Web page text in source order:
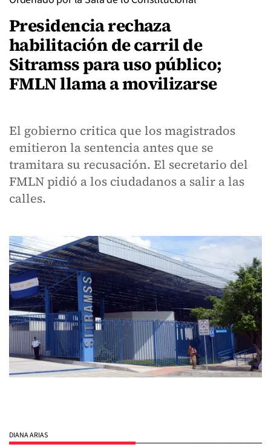
Presidencia rechaza
habilitación de carril de
Sitramss para uso público;
FMLN llama a movilizarse
El gobierno critica que los magistrados
emitieron la sentencia antes que se
tramitara su recusación. El secretario del
FMLN pidió a los ciudadanos a salir a las
calles.
DIANA ARIAS